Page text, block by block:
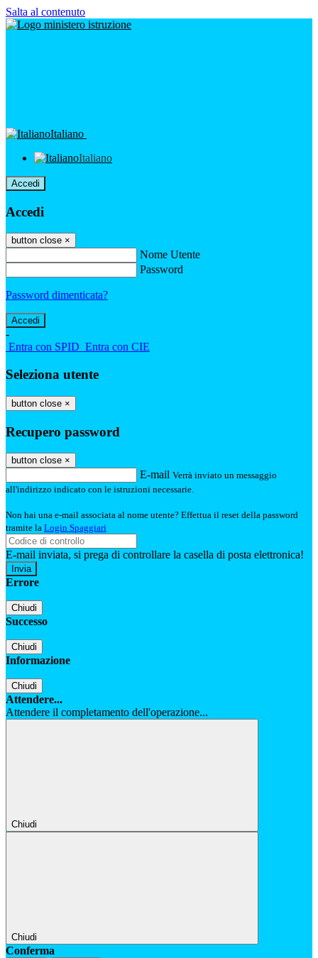
Salta al contenuto
Italiano
Italiano
Accedi
Accedi
button close ×
Nome Utente
Password
Password dimenticata?
-
Entra con SPID Entra con CIE
Seleziona utente
button close ×
Recupero password
button close ×
E-mail Verrà inviato un messaggio
all'indirizzo indicato con le istruzioni necessarie.
Non hai una e-mail associata al nome utente? Effettua il reset della password
tramite la Login Spaggiari
E-mail inviata, si prega di controllare la casella di posta elettronica!
Errore
Chiudi
Successo
Chiudi
Informazione
Chiudi
Attendere...
Attendere il completamento dell'operazione...
Chiudi
Chiudi
Conferma